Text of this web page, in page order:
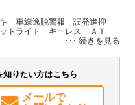
キ 車線逸脱警報 誤発進抑
ドライト キーレス ＡＴ
知りたい方はこちら
メールで